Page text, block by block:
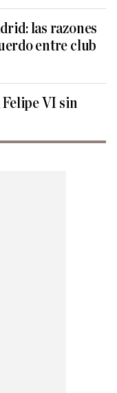
las razones
entre club
Felipe VI sin